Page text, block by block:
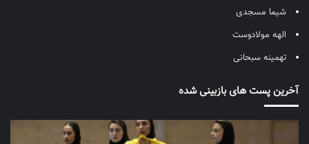
شیما مسجدی
الهه مولادوست
تهمینه سبحانی
آخرین پست های بازبینی شده